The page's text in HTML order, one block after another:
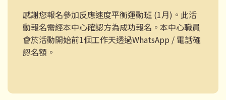
感謝您報名參加反應速度平衡運動班 (1月)。此活
動報名需經本中心確認方為成功報名。本中心職員
會於活動開始前1個工作天透過WhatsApp / 電話確
認名額。